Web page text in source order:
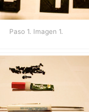
Paso 1. Imagen 1.